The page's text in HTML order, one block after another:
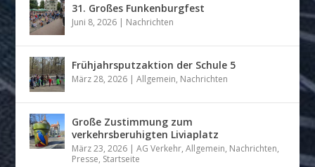
31. Großes Funkenburgfest
Juni 8, 2026 | Nachrichten
Frühjahrsputzaktion der Schule 5
März 28, 2026 |Allgemein, Nachrichten
Große Zustimmung zum
verkehrsberuhigten Liviaplatz
März 23, 2026 |AG Verkehr,Allgemein, Nachrichten,
Presse, Startseite